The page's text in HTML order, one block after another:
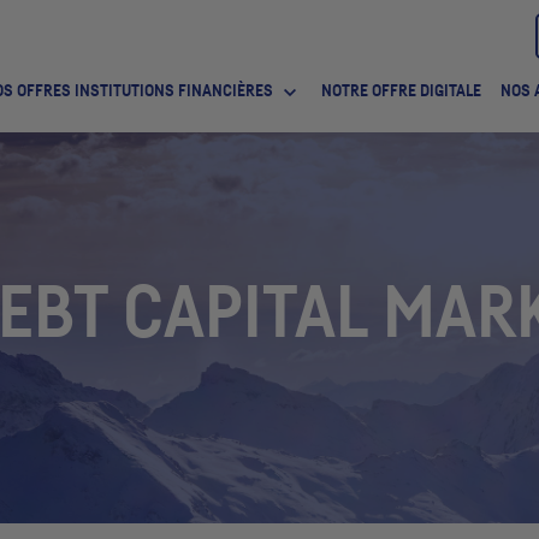
OFFRES INSTITUTIONS FINANCIÈRES NOTRE OFFRE DIGITALE NOS
CAPITAL